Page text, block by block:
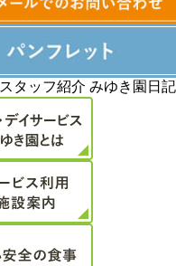
スタッフ紹介 みゆき園日記